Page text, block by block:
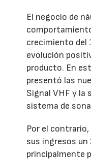
El negocio de
crecimiento del
evolución
producto. En
presentó las
Signal VHF y la
sistema de
Por el
sus ingresos
principalmente